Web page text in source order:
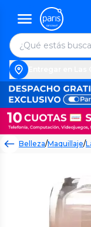
Belleza/Maquillaje/